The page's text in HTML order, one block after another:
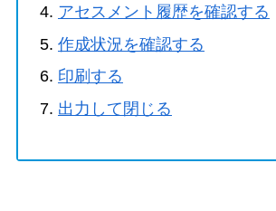
アセスメント履歴を確認する
作成状況を確認する
印刷する
出力して閉じる